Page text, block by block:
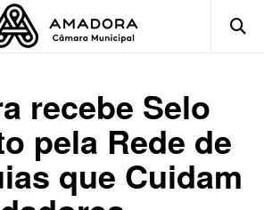
recebe Selo
pela Rede de
que Cuidam